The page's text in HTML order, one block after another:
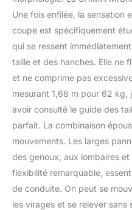
Une fois enfilée, la sensation
coupe est spécifiquement
qui se ressent
taille et des hanches. Elle ne
et ne comprime pas
mesurant 1,68 m pour 62 kg,
avoir consulté le guide des
parfait. La combinaison
mouvements. Les larges
des genoux, aux lombaires
flexibilité remarquable,
de conduite. On peut se
les virages et se relever